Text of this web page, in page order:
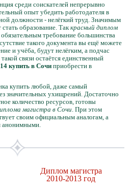
среди соискателей непрерывно
опыт убедить работодателя в
должности - нелёгкий труд. Значимым
образование. Таккрасный диплом
обязательным требование большинства
такого документа вы ещё можете
и учёба, будут нелёгким, а подчас
связи остаётся единственный
купить в Сочи приобрести в
купить любой, даже самый
значительных ухищрений. Достаточно
количество ресурсов, готовы
магистра в Сочи. При этом
своим официальным аналогам, а
анонимными.
Диплом магистра
2010-2013 год